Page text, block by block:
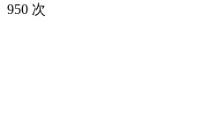
950 次